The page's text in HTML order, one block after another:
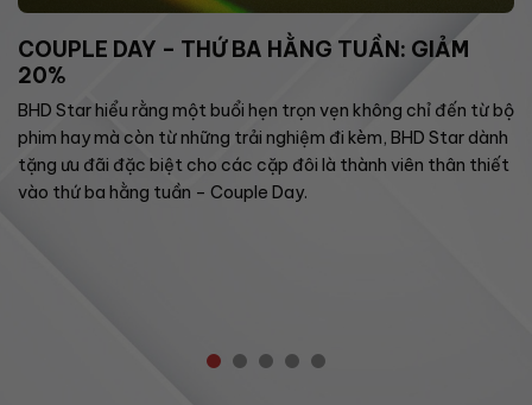
COUPLE DAY – THỨ BA HẰNG TUẦN: GIẢM
20%
BHD Star hiểu rằng một buổi hẹn trọn vẹn không chỉ đến từ bộ
phim hay mà còn từ những trải nghiệm đi kèm, BHD Star dành
tặng ưu đãi đặc biệt cho các cặp đôi là thành viên thân thiết
vào thứ ba hằng tuần – Couple Day.